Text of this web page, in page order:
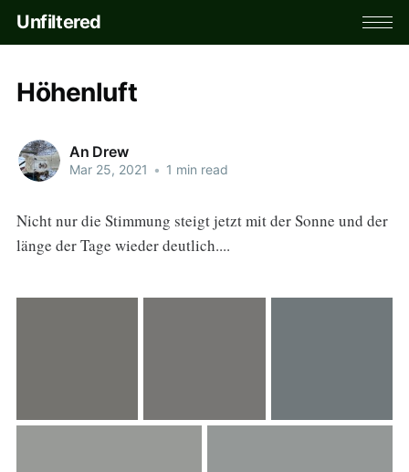
Unfiltered
Höhenluft
An Drew
Mar 25, 2021 • 1 min read
Nicht nur die Stimmung steigt jetzt mit der Sonne und der
länge der Tage wieder deutlich....